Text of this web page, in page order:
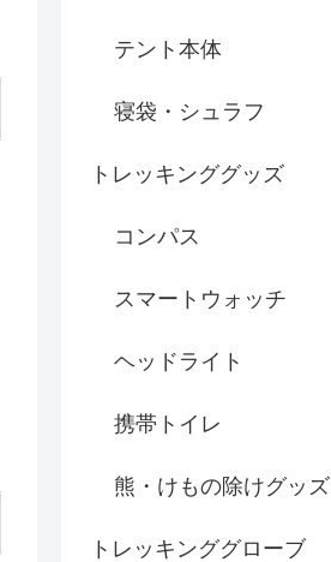
テント本体
寝袋・シュラフ
トレッキンググッズ
コンパス
スマートウォッチ
ヘッドライト
携帯トイレ
熊・けもの除けグッズ
トレッキンググローブ